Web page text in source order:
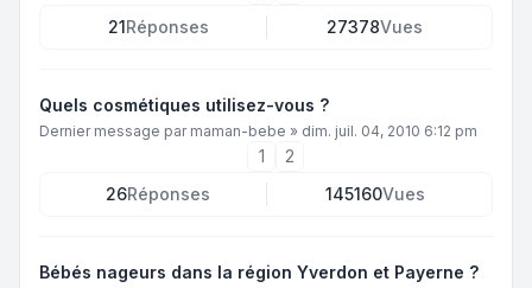
21Réponses 27378Vues
Quels cosmétiques utilisez-vous ?
Dernier message par maman-bebe » dim. juil. 04, 2010 6:12 pm
1
2
26Réponses 145160Vues
Bébés nageurs dans la région Yverdon et Payerne ?